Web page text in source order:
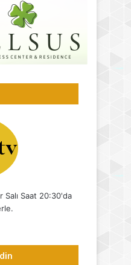
Salı Saat 20:30'da